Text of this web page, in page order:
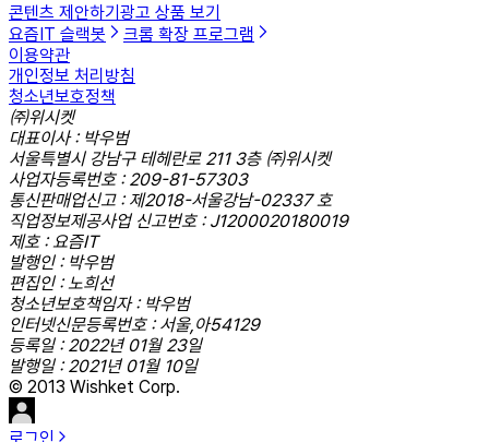
콘텐츠 제안하기 광고 상품 보기
요즘IT 슬랙봇
크롬 확장 프로그램
이용약관
개인정보 처리방침
청소년보호정책
㈜위시켓
대표이사 : 박우범
서울특별시 강남구 테헤란로 211 3층 ㈜위시켓
사업자등록번호 : 209-81-57303
통신판매업신고 : 제2018-서울강남-02337 호
직업정보제공사업 신고번호 : J1200020180019
제호 : 요즘IT
발행인 : 박우범
편집인 : 노희선
청소년보호책임자 : 박우범
인터넷신문등록번호 : 서울,아54129
등록일 : 2022년 01월 23일
발행일 : 2021년 01월 10일
© 2013 Wishket Corp.